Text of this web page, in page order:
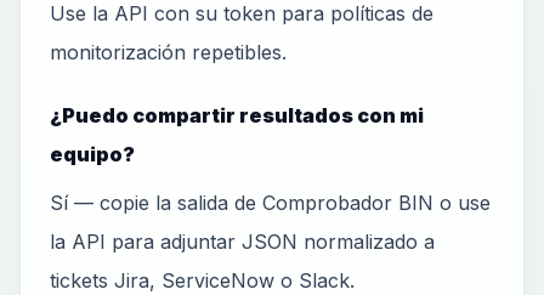
Use la API con su token para políticas de
monitorización repetibles.
¿Puedo compartir resultados con mi
equipo?
Sí — copie la salida de Comprobador BIN o use
la API para adjuntar JSON normalizado a
tickets Jira, ServiceNow o Slack.